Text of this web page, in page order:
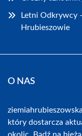
Letni Odkrywcy
Hrubieszowie
O NAS
który dostarcza